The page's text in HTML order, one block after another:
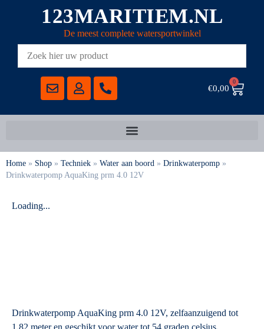
123MARITIEM.NL
De meest complete watersportwinkel
€0,00
0
Home » Shop » Techniek » Water aan boord » Drinkwaterpomp »
Drinkwaterpomp AquaKing prm 4.0 12V
Loading...
Drinkwaterpomp AquaKing prm 4.0 12V, zelfaanzuigend tot
1,82 meter en geschikt voor water tot 54 graden celsius.